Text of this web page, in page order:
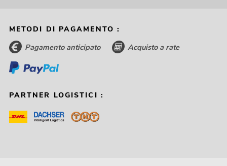
METODI DI PAGAMENTO :
Pagamento anticipato Acquisto a rate
PARTNER LOGISTICI :